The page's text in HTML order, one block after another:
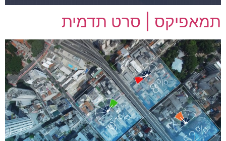
תמאפיקס | סרט תדמית